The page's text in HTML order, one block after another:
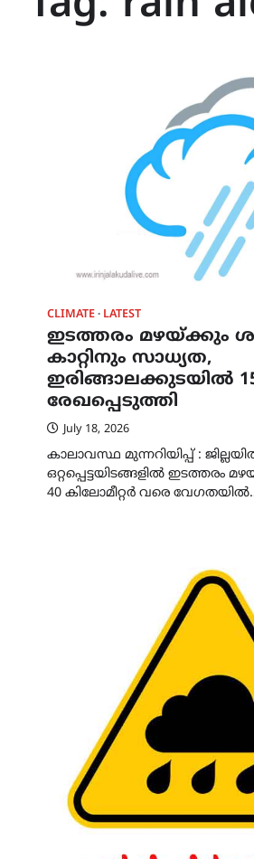
CLIMATE LATEST
ഇടത്തരം മഴയ്ക്കും
കാറ്റിനും സാധ്യത,
ഇരിങ്ങാലക്കുടയിൽ 15
രേഖപ്പെടുത്തി
July 18, 2026
കാലാവസ്ഥ മുന്നറിയിപ്പ് :
ഒറ്റപ്പെട്ടയിടങ്ങളിൽ ഇടത്തരം
40 കിലോമീറ്റർ വരെ